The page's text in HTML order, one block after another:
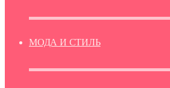
МОДА И СТИЛЬ